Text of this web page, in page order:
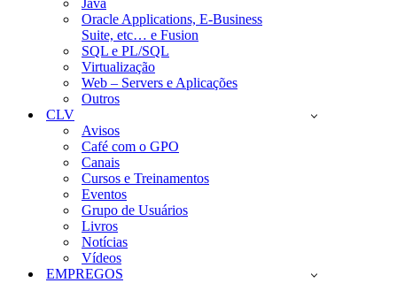
Java
Oracle Applications, E-Business
Suite, etc… e Fusion
SQL e PL/SQL
Virtualização
Web – Servers e Aplicações
Outros
CLV
Avisos
Café com o GPO
Canais
Cursos e Treinamentos
Eventos
Grupo de Usuários
Livros
Notícias
Vídeos
EMPREGOS